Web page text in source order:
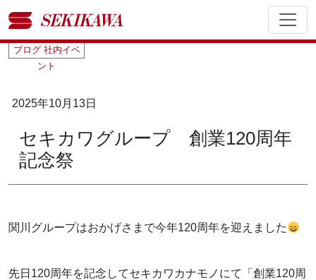
ブログ 社内イベ
ント
2025年10月13日
セキカワグループ 創業120周年
記念祭
関川グループはおかげさまで今年120周年を迎えました
先日120周年を記念してセキカワカナモノにて「創業120周